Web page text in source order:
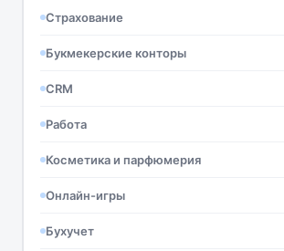
Страхование
Букмекерские конторы
CRM
Работа
Косметика и парфюмерия
Онлайн-игры
Бухучет